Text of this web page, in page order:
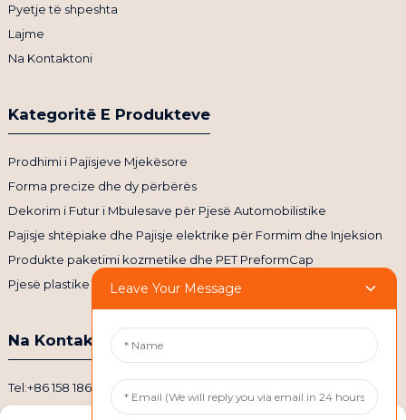
Pyetje të shpeshta
Lajme
Na Kontaktoni
Kategoritë E Produkteve
Prodhimi i Pajisjeve Mjekësore
Forma precize dhe dy përbërës
Dekorim i Futur i Mbulesave për Pjesë Automobilistike
Pajisje shtëpiake dhe Pajisje elektrike për Formim dhe Injeksion
Produkte paketimi kozmetike dhe PET PreformCap
Pjesë plastike për përpunimin CNC
Na Kontaktoni
Tel:+86 158 1869 2114
Email: info@ansixtech.com
Leave Your Message